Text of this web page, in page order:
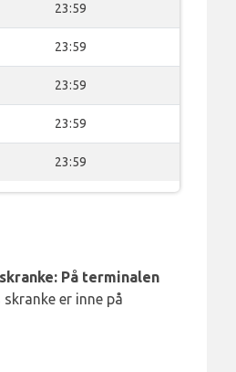
23:59
23:59
23:59
23:59
23:59
På terminalen
er inne på